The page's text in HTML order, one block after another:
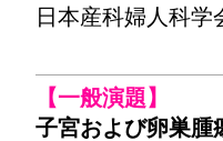
日本産科婦人科学
【一般演題】
子宮および卵巣腫